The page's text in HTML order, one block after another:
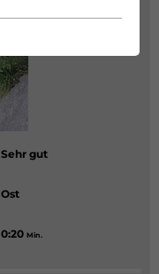
Sehr gut
Ost
0:20 Min.